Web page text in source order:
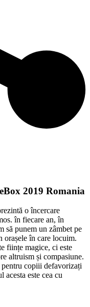
2019 Romania
o încercare
în fiecare an, în
să punem un zâmbet pe
orașele în care locuim.
ființe magice, ci este
altruism și compasiune.
copiii defavorizați
acesta este cea cu